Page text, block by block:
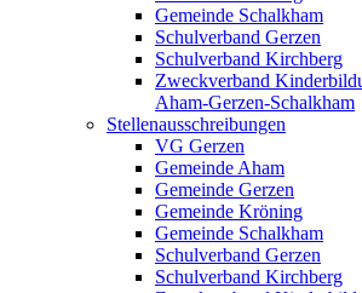
Gemeinde Schalkham
Schulverband Gerzen
Schulverband Kirchberg
Zweckverband
Aham-Gerzen-Schalkham
Stellenausschreibungen
VG Gerzen
Gemeinde Aham
Gemeinde Gerzen
Gemeinde Kröning
Gemeinde Schalkham
Schulverband Gerzen
Schulverband Kirchberg